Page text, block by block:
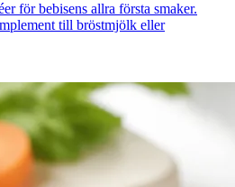
för bebisens allra första smaker.
till bröstmjölk eller